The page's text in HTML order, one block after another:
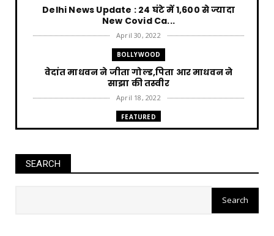
Delhi News Update : 24 घंटे में 1,600 से ज्यादा
New Covid Ca...
April 30, 2022
BOLLYWOOD
वेदांत माधवन ने जीता गोल्ड,पिता आर माधवन ने
साझा की तस्वीर
April 18, 2022
FEATURED
Jharkhand News Trikut पहाड़ में Ropeway पर
SEARCH